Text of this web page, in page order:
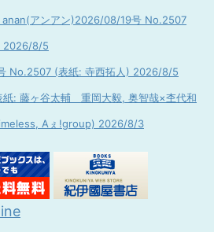
anan(アンアン)2026/08/19号 No.2507
2026/8/5
No.2507 (表紙: 寺西拓人) 2026/8/5
紙: 藤ヶ谷太輔 重岡大毅, 奥智哉×杢代和
Aぇ!group) 2026/8/3